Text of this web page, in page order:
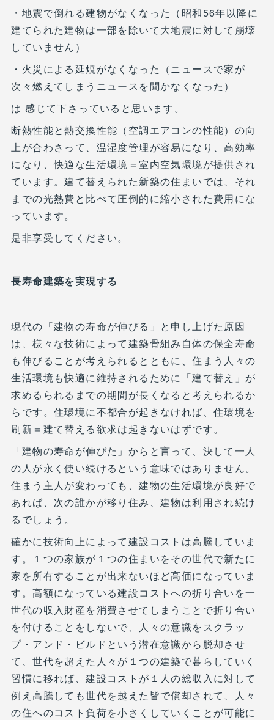
・地震で倒れる建物がなくなった（昭和56年以降に
建てられた建物は一部を除いて大地震に対して崩壊
していません）
・火災による延焼がなくなった（ニュースで家が
次々燃えてしまうニュースを聞かなくなった）
は 感じて下さっていると思います。
断熱性能と熱交換性能（空調エアコンの性能）の向
上が合わさって、温湿度管理が容易になり、高効率
になり、快適な生活環境＝室内空気環境が提供され
ています。建て替えられた新築の住まいでは、それ
までの光熱費と比べて圧倒的に縮小された費用にな
っています。
是非享受してください。
長寿命建築を実現する
現代の「建物の寿命が伸びる」と申し上げた原因
は、様々な技術によって建築骨組み自体の保全寿命
も伸びることが考えられるとともに、住まう人々の
生活環境も快適に維持されるために「建て替え」が
求めるられるまでの期間が長くなると考えられるか
らです。住環境に不都合が起きなければ、住環境を
刷新＝建て替える欲求は起きないはずです。
「建物の寿命が伸びた」からと言って、決して一人
の人が永く使い続けるという意味ではありません。
住まう主人が変わっても、建物の生活環境が良好で
あれば、次の誰かが移り住み、建物は利用され続け
るでしょう。
確かに技術向上によって建設コストは高騰していま
す。１つの家族が１つの住まいをその世代で新たに
家を所有することが出来ないほど高価になっていま
す。高額になっている建設コストへの折り合いを一
世代の収入財産を消費させてしまうことで折り合い
を付けることをしないで、人々の意識をスクラッ
プ・アンド・ビルドという潜在意識から脱却させ
て、世代を超えた人々が１つの建築で暮らしていく
習慣に移れば、建設コストが１人の総収入に対して
例え高騰しても世代を越えた皆で償却されて、人々
の住へのコスト負荷を小さくしていくことが可能に